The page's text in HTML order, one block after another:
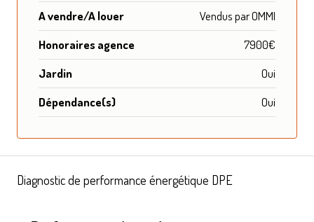
A vendre/A louer
Vendus par OMMI
Honoraires agence
7900€
Jardin
Oui
Dépendance(s)
Oui
Diagnostic de performance énergétique DPE